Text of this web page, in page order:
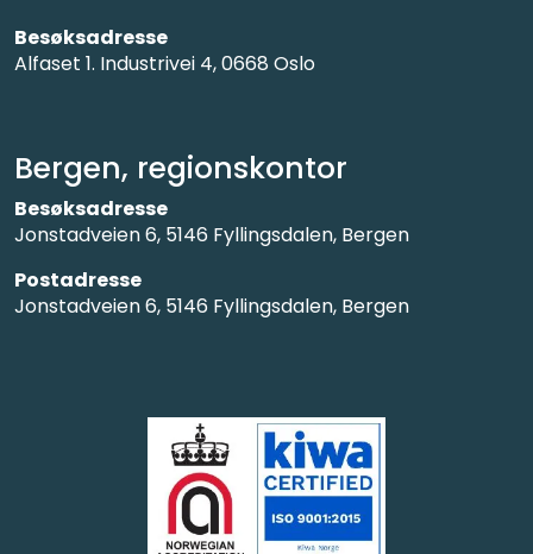
Bergen, regionskontor
Besøksadresse
Jonstadveien 6, 5146 Fyllingsdalen, Bergen
Postadresse
Jonstadveien 6, 5146 Fyllingsdalen, Bergen
Besøksadresse
Alfaset 1. Industrivei 4, 0668 Oslo